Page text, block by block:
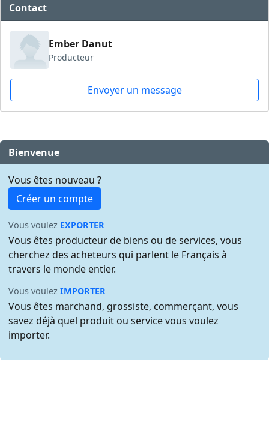
Contact
Ember Danut
Producteur
Envoyer un message
Bienvenue
Vous êtes nouveau ?
Créer un compte
Vous voulez EXPORTER
Vous êtes producteur de biens ou de services, vous
cherchez des acheteurs qui parlent le Français à
travers le monde entier.
Vous voulezIMPORTER
Vous êtes marchand, grossiste, commerçant, vous
savez déjà quel produit ou service vous voulez
importer.